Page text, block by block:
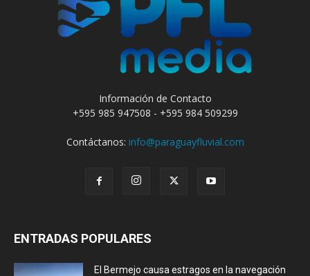
Información de Contacto
+595 985 947508 - +595 984 509299
Contáctanos: info@paraguayfluvial.com
ENTRADAS POPULARES
El Bermejo causa estragos en la navegación